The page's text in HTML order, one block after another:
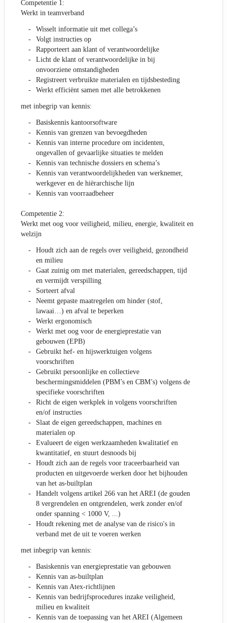
Competentie 1:
Werkt in teamverband
Wisselt informatie uit met collega’s
Volgt instructies op
Rapporteert aan klant of verantwoordelijke
Licht de klant of verantwoordelijke in bij
onvoorziene omstandigheden
Registreert verbruikte materialen en tijdsbesteding
Werkt efficiënt samen met alle betrokkenen
met inbegrip van kennis:
Basiskennis kantoorsoftware
Kennis van grenzen van bevoegdheden
Kennis van interne procedure om incidenten,
ongevallen of gevaarlijke situaties te melden
Kennis van technische dossiers en schema’s
Kennis van verantwoordelijkheden van werknemer,
werkgever en de hiërarchische lijn
Kennis van voorraadbeheer
Competentie 2:
Werkt met oog voor veiligheid, milieu, energie, kwaliteit en
welzijn
Houdt zich aan de regels over veiligheid, gezondheid
en milieu
Gaat zuinig om met materialen, gereedschappen, tijd
en vermijdt verspilling
Sorteert afval
Neemt gepaste maatregelen om hinder (stof,
lawaai…) en afval te beperken
Werkt ergonomisch
Werkt met oog voor de energieprestatie van
gebouwen (EPB)
Gebruikt hef- en hijswerktuigen volgens
voorschriften
Gebruikt persoonlijke en collectieve
beschermingsmiddelen (PBM’s en CBM’s) volgens de
specifieke voorschriften
Richt de eigen werkplek in volgens voorschriften
en/of instructies
Slaat de eigen gereedschappen, machines en
materialen op
Evalueert de eigen werkzaamheden kwalitatief en
kwantitatief, en stuurt desnoods bij
Houdt zich aan de regels voor traceerbaarheid van
producten en uitgevoerde werken door het bijhouden
van het as-builtplan
Handelt volgens artikel 266 van het AREI (de gouden
8 vergrendelen en ontgrendelen, werk zonder en/of
onder spanning < 1000 V, ...)
Houdt rekening met de analyse van de risico's in
verband met de uit te voeren werken
met inbegrip van kennis:
Basiskennis van energieprestatie van gebouwen
Kennis van as-builtplan
Kennis van Atex-richtlijnen
Kennis van bedrijfsprocedures inzake veiligheid,
milieu en kwaliteit
Kennis van de toepassing van het AREI (Algemeen